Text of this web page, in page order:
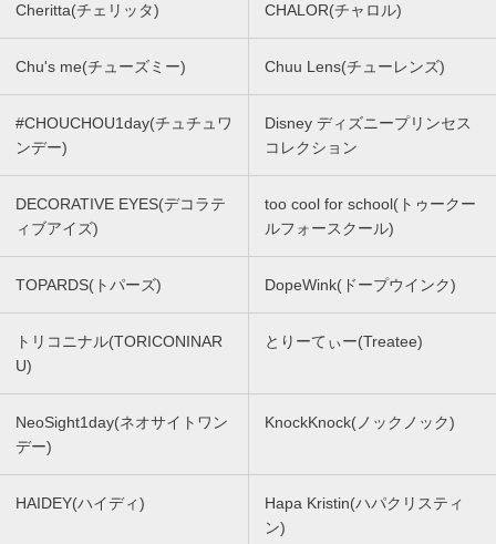
Cheritta(チェリッタ) CHALOR(チャロル)
Chu's me(チューズミー) Chuu Lens(チューレンズ)
#CHOUCHOU1day(チュチュワ
ンデー)
Disney ディズニープリンセス
コレクション
DECORATIVE EYES(デコラテ
ィブアイズ)
too cool for school(トゥークー
ルフォースクール)
TOPARDS(トパーズ) DopeWink(ドープウインク)
トリコニナル(TORICONINAR
U)
とりーてぃー(Treatee)
NeoSight1day(ネオサイトワン
デー)
KnockKnock(ノックノック)
HAIDEY(ハイディ)
Hapa Kristin(ハパクリスティ
ン)